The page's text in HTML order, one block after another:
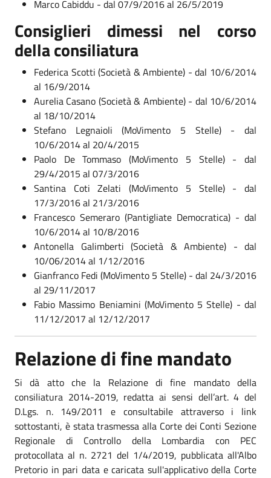
Marco Cabiddu - dal 07/9/2016 al 26/5/2019
Consiglieri dimessi nel corso
della consiliatura
Federica Scotti (Società & Ambiente) - dal 10/6/2014
al 16/9/2014
Aurelia Casano (Società & Ambiente) - dal 10/6/2014
al 18/10/2014
Stefano Legnaioli (MoVimento 5 Stelle) - dal
10/6/2014 al 20/4/2015
Paolo De Tommaso (MoVimento 5 Stelle) - dal
29/4/2015 al 07/3/2016
Santina Coti Zelati (MoVimento 5 Stelle) - dal
17/3/2016 al 21/3/2016
Francesco Semeraro (Pantigliate Democratica) - dal
10/6/2014 al 10/8/2016
Antonella Galimberti (Società & Ambiente) - dal
10/06/2014 al 1/12/2016
Gianfranco Fedi (MoVimento 5 Stelle) - dal 24/3/2016
al 29/11/2017
Fabio Massimo Beniamini (MoVimento 5 Stelle) - dal
11/12/2017 al 12/12/2017
Relazione di fine mandato
Si dà atto che la Relazione di fine mandato della
consiliatura 2014-2019, redatta ai sensi dell’art. 4 del
D.Lgs. n. 149/2011 e consultabile attraverso i link
sottostanti, è stata trasmessa alla Corte dei Conti Sezione
Regionale di Controllo della Lombardia con PEC
protocollata al n. 2721 del 1/4/2019, pubblicata all'Albo
Pretorio in pari data e caricata sull'applicativo della Corte